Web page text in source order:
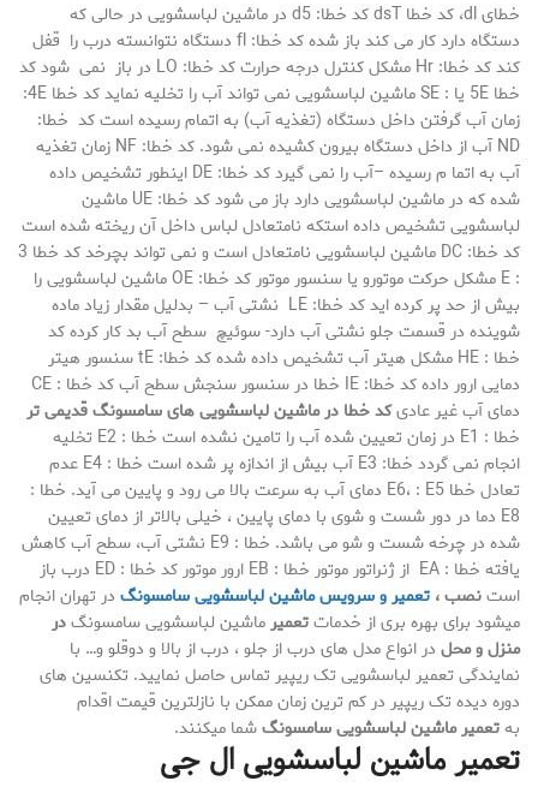
خطای dl، کد خطا dsT کد خطا: d5 در ماشین لباسشویی در حالی که
دستگاه دارد کار می کند باز شده کد خطا: fl دستگاه نتوانسته درب را قفل
کند کد خطا: Hr مشکل کنترل درجه حرارت کد خطا: LO در باز نمی شود کد
خطا 5E یا : SE ماشین لباسشویی نمی تواند آب را تخلیه نماید کد خطا 4E:
زمان آب گرفتن داخل دستگاه (تغذیه آب) به اتمام رسیده است کد خطا:
ND آب از داخل دستگاه بیرون کشیده نمی شود. کد خطا: NF زمان تغذیه
آب به اتما م رسیده –آب را نمی گیرد کد خطا: DE اینطور تشخیص داده
شده که در ماشین لباسشویی دارد باز می شود کد خطا: UE ماشین
لباسشویی تشخیص داده استکه نامتعادل لباس داخل آن ریخته شده است
کد خطا: DC ماشین لباسشویی نامتعادل است و نمی تواند بچرخد کد خطا 3
: E مشکل حرکت موتورو یا سنسور موتور کد خطا: OE ماشین لباسشویی را
بیش از حد پر کرده اید کد خطا: LE نشتی آب – بدلیل مقدار زیاد ماده
شوینده در قسمت جلو نشتی آب دارد- سوئیچ سطح آب بد کار کرده کد
خطا : HE مشکل هیتر آب تشخیص داده شده کد خطا: tE سنسور هیتر
دمایی ارور داده کد خطا: IE خطا در سنسور سنجش سطح آب کد خطا : CE
دمای آب غیر عادیکد خطا در ماشین لباسشویی های سامسونگ قدیمی تر
خطا : E1 در زمان تعیین شده آب را تامین نشده است خطا : E2 تخلیه
انجام نمی گردد خطا: E3 آب بیش از اندازه پر شده است خطا : E4 عدم
تعادل خطا E6، : E5 دمای آب به سرعت بالا می رود و پایین می آید. خطا :
E8 دما در دور شست و شوی با دمای پایین ، خیلی بالاتر از دمای تعیین
شده در چرخه شست و شو می باشد. خطا : E9 نشتی آب، سطح آب کاهش
یافته خطا : EA از ژنراتور موتور خطا : EB ارور موتور کد خطا : ED درب باز
استنصب ، تعمیر و سرویس ماشین لباسشویی سامسونگ در تهران انجام
میشود برای بهره بری از خدماتتعمیرماشین لباسشویی سامسونگدر
منزل و محل در انواع مدل های درب از جلو ، درب از بالا و دوقلو و… با
نمایندگی تعمیر لباسشویی تک ریپیر تماس حاصل نمایید. تکنسین های
دوره دیده تک ریپیر در کم ترین زمان ممکن با نازلترین قیمت اقدام
بهتعمیر ماشین لباسشویی سامسونگشما میکنند.
تعمیر ماشین لباسشویی ال جی